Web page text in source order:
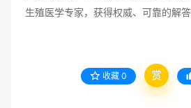
生殖医学专家，获得权威、可靠的解答
收藏 0 赏